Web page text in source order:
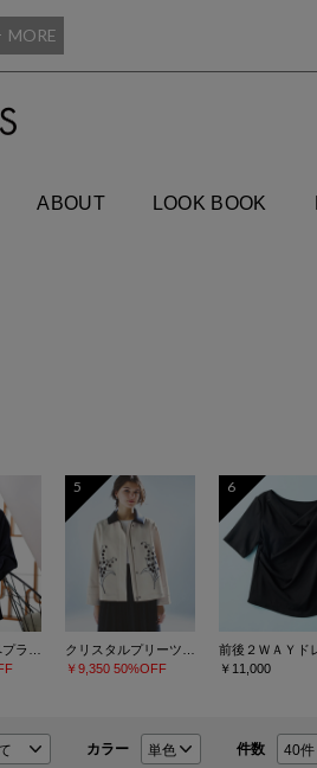
MORE
ABOUT LOOK BOOK
5
￥9,350 50%OFF
6
￥11,000
カラー 件数